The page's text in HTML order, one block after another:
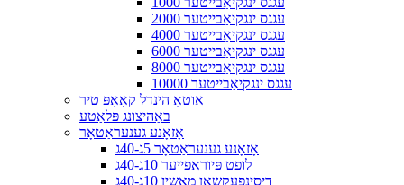
2000 עגגס ינגקיאַבייטער
4000 עגגס ינגקיאַבייטער
6000 עגגס ינגקיאַבייטער
8000 עגגס ינגקיאַבייטער
10000 עגגס ינגקיאַבייטער
אַוטאָ הינדל קאָאָפּ טיר
באַהיצונג פּלאַטע
אָזאָנע גענעראַטאָר
אָזאָנע גענעראַטאָר 5ג-40ג
לופט פּיוראַפייער 10ג-40ג
דיסינפעקשאַן מאַשין 10ג-40ג